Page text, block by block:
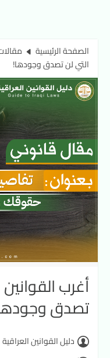
الصفحة الرئيسية
التي لن تصدق وجودها!
أغرب
تصدق
دليل القوانين العراقية